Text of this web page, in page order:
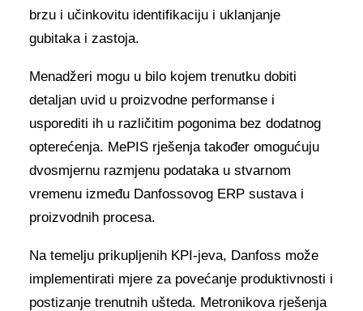
brzu i učinkovitu identifikaciju i uklanjanje
gubitaka i zastoja.
Menadžeri mogu u bilo kojem trenutku dobiti
detaljan uvid u proizvodne performanse i
usporediti ih u različitim pogonima bez dodatnog
opterećenja. MePIS rješenja također omogućuju
dvosmjernu razmjenu podataka u stvarnom
vremenu između Danfossovog ERP sustava i
proizvodnih procesa.
Na temelju prikupljenih KPI-jeva, Danfoss može
implementirati mjere za povećanje produktivnosti i
postizanje trenutnih ušteda. Metronikova rješenja